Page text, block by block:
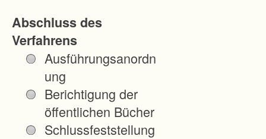
Abschluss des
Verfahrens
Ausführungsanordn
ung
Berichtigung der
öffentlichen Bücher
Schlussfeststellung